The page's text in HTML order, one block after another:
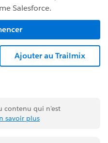
Salesforce.
Ajouter au Trailmix
contenu qui n'est
savoir plus